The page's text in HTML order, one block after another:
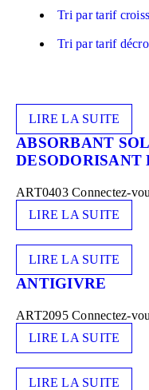
Tri par tarif
Tri par tarif
LIRE LA SUITE
ABSORBANT
DESODORISANT
ART0403 Connectez-
LIRE LA SUITE
LIRE LA SUITE
ANTIGIVRE
ART2095 Connectez-
LIRE LA SUITE
LIRE LA SUITE